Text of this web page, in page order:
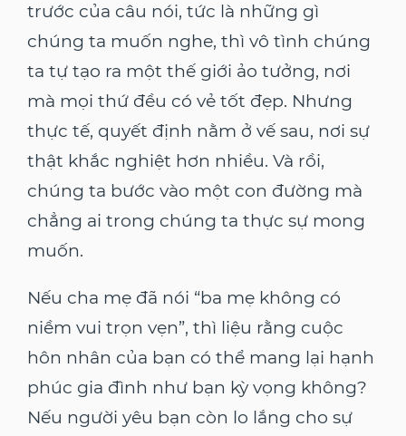
trước của câu nói, tức là những gì
chúng ta muốn nghe, thì vô tình chúng
ta tự tạo ra một thế giới ảo tưởng, nơi
mà mọi thứ đều có vẻ tốt đẹp. Nhưng
thực tế, quyết định nằm ở vế sau, nơi sự
thật khắc nghiệt hơn nhiều. Và rồi,
chúng ta bước vào một con đường mà
chẳng ai trong chúng ta thực sự mong
muốn.
Nếu cha mẹ đã nói “ba mẹ không có
niềm vui trọn vẹn”, thì liệu rằng cuộc
hôn nhân của bạn có thể mang lại hạnh
phúc gia đình như bạn kỳ vọng không?
Nếu người yêu bạn còn lo lắng cho sự